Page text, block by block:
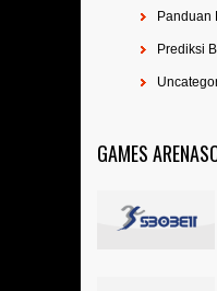
Panduan
Prediksi
GAMES